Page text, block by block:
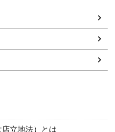
立地法）とは